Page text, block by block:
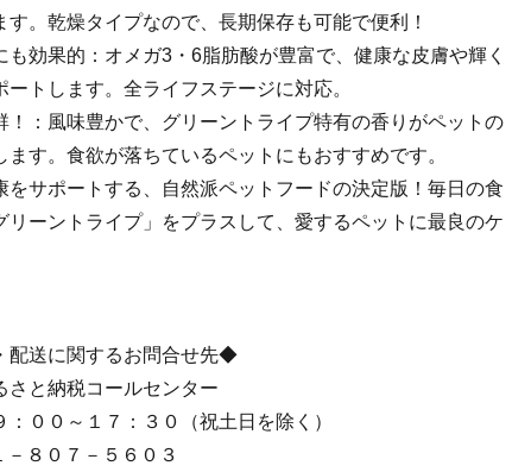
す。乾燥タイプなので、長期保存も可能で便利！
も効果的：オメガ3・6脂肪酸が豊富で、健康な皮膚や輝く
ートします。全ライフステージに対応。
！：風味豊かで、グリーントライプ特有の香りがペットの
ます。食欲が落ちているペットにもおすすめです。
をサポートする、自然派ペットフードの決定版！毎日の食
リーントライプ」をプラスして、愛するペットに最良のケ
配送に関するお問合せ先◆
さと納税コールセンター
００～１７：３０（祝土日を除く）
８０７－５６０３